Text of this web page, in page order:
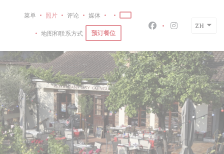
菜单 照片 评论 媒体
((在新窗口中打开))
((在新窗口中打开))
地图和联系方式
预订餐位 Facebook ((在新窗
Instagram ((
ZH